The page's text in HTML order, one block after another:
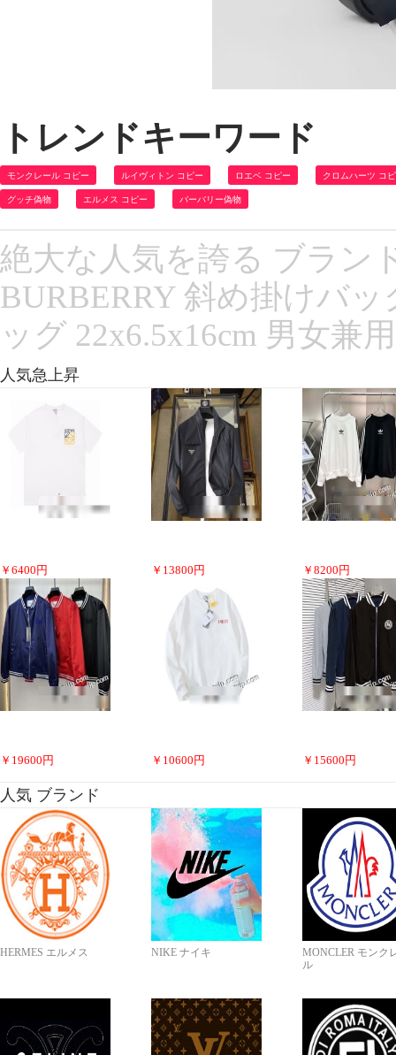
トレンドキーワード
モンクレール コピー ルイヴィトン コピー ロエベ コピー クロムハーツ コ
グッチ偽物 エルメス コピー バーバリー偽物
絶大な人気を誇る ブラン
BURBERRY 斜め掛けバ
ッグ 22x6.5x16cm 男女兼
人気急上昇
￥ 6400 円 ￥ 13800 円 ￥ 8200 円
￥ 19600 円 ￥ 10600 円 ￥ 15600 円
人気 ブランド
HERMES エルメス NIKE ナイキ
MONCLER モンク
ル